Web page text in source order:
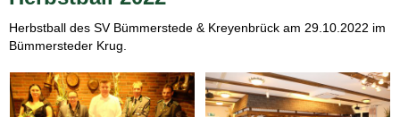
Herbstball des SV Bümmerstede & Kreyenbrück am 29.10.2022 im
Bümmersteder Krug.